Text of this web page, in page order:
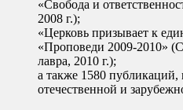
«Свобода и
2008 г.);
«Церковь призывает к
«Проповеди 2009-2010»
лавра, 2010 г.);
а также 1580
отечественной и